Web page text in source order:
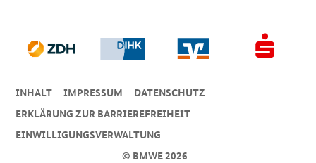
© BMWE 2026
INHALT IMPRESSUM
DA­TEN­SCHUTZ
ERKLÄRUNG ZUR BARRIEREFREIHEIT
EINWILLIGUNGSVERWALTUNG